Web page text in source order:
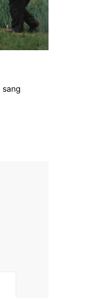
sang